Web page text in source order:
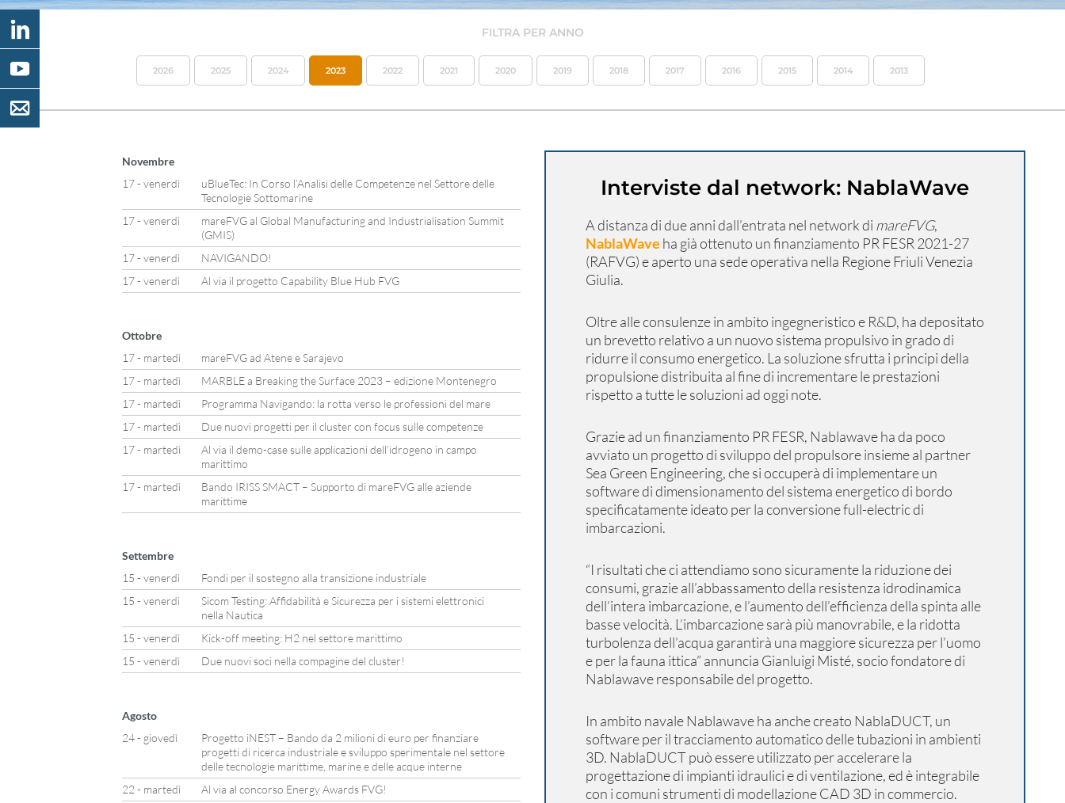
FILTRA PER ANNO
2026 2025 2024 2023 2022 2021 2020 2019 2018 2017 2016 2015 2014 2013
Novembre
17 - venerdì
uBlueTec: In Corso l’Analisi delle Competenze nel Settore delle
Tecnologie Sottomarine
17 - venerdì
mareFVG al Global Manufacturing and Industrialisation Summit
(GMIS)
17 - venerdì
NAVIGANDO!
17 - venerdì
Al via il progetto Capability Blue Hub FVG
Ottobre
17 - martedì
mareFVG ad Atene e Sarajevo
17 - martedì
MARBLE a Breaking the Surface 2023 – edizione Montenegro
17 - martedì
Programma Navigando: la rotta verso le professioni del mare
17 - martedì
Due nuovi progetti per il cluster con focus sulle competenze
17 - martedì
Al via il demo-case sulle applicazioni dell’idrogeno in campo
marittimo
17 - martedì
Bando IRISS SMACT – Supporto di mareFVG alle aziende
marittime
Settembre
15 - venerdì
Fondi per il sostegno alla transizione industriale
15 - venerdì
Sicom Testing: Affidabilità e Sicurezza per i sistemi elettronici
nella Nautica
15 - venerdì
Kick-off meeting: H2 nel settore marittimo
15 - venerdì
Due nuovi soci nella compagine del cluster!
Agosto
24 - giovedì
Progetto iNEST – Bando da 2 milioni di euro per finanziare
progetti di ricerca industriale e sviluppo sperimentale nel settore
delle tecnologie marittime, marine e delle acque interne
22 - martedì
Al via al concorso Energy Awards FVG!
Interviste dal network: NablaWave
A distanza di due anni dall’entrata nel network di mareFVG,
NablaWave ha già ottenuto un finanziamento PR FESR 2021-27
(RAFVG) e aperto una sede operativa nella Regione Friuli Venezia
Giulia.
Oltre alle consulenze in ambito ingegneristico e R&D, ha depositato
un brevetto relativo a un nuovo sistema propulsivo in grado di
ridurre il consumo energetico. La soluzione sfrutta i principi della
propulsione distribuita al fine di incrementare le prestazioni
rispetto a tutte le soluzioni ad oggi note.
Grazie ad un finanziamento PR FESR, Nablawave ha da poco
avviato un progetto di sviluppo del propulsore insieme al partner
Sea Green Engineering, che si occuperà di implementare un
software di dimensionamento del sistema energetico di bordo
specificatamente ideato per la conversione full-electric di
imbarcazioni.
“I risultati che ci attendiamo sono sicuramente la riduzione dei
consumi, grazie all’abbassamento della resistenza idrodinamica
dell’intera imbarcazione, e l’aumento dell’efficienza della spinta alle
basse velocità. L’imbarcazione sarà più manovrabile, e la ridotta
turbolenza dell’acqua garantirà una maggiore sicurezza per l’uomo
e per la fauna ittica” annuncia Gianluigi Misté, socio fondatore di
Nablawave responsabile del progetto.
In ambito navale Nablawave ha anche creato NablaDUCT, un
software per il tracciamento automatico delle tubazioni in ambienti
3D. NablaDUCT può essere utilizzato per accelerare la
progettazione di impianti idraulici e di ventilazione, ed è integrabile
con i comuni strumenti di modellazione CAD 3D in commercio.